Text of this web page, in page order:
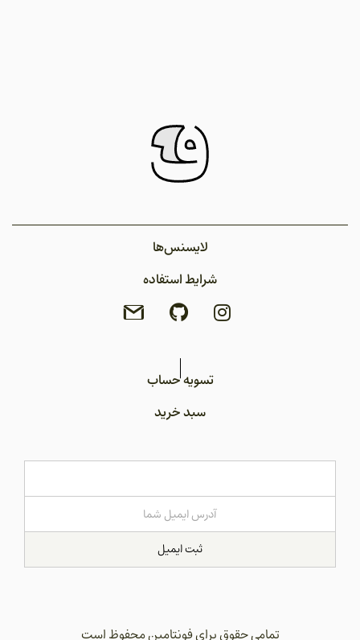
لایسنس‌ها
شرایط استفاده
تسویه حساب
سبد خرید
ثبت ایمیل
تمامی حقوق برای فونتامین محفوظ است